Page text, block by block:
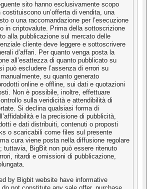
sito hanno esclusivamente scopo
un’offerta di vendita, una
o una raccomandazione per l’esecuzione
in criptovalute. Prima della sottoscrizione
alla pubblicazione sul mercato delle
cliente deve leggere e sottoscrivere
d’affari. Per quanto venga posta la
all’esattezza di quanto pubblicato su
può escludere l’assenza di errori su
su quanto generato
online e offline, sui dati e quotazioni
Non è possibile, inoltre, effettuare
sulla veridicità e attendibilità di
Si declina qualsiasi forma di
e la precisione di pubblicità,
e dati distribuiti, contenuti o proposti
o scaricabili come files sul presente
cura viene posta nella diffusione regolare
tuttavia, BigBit non può essere ritenuto
ritardi e omissioni di pubblicazione,
by Bigbit website have informative